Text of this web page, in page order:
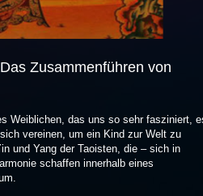
Zusammenführen von
Weiblichen, das uns so sehr fasziniert,
vereinen, um ein Kind zur Welt zu
und Yang der Taoisten, die – sich in
schaffen innerhalb eines